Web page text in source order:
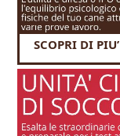
SCOPRI DI PIU’